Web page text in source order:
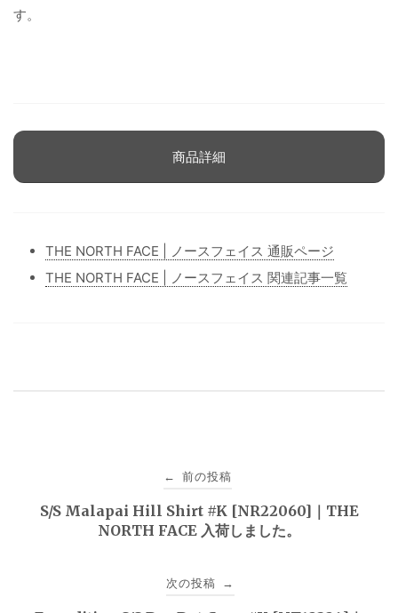
す。
商品詳細
THE NORTH FACE | ノースフェイス 通販ページ
THE NORTH FACE | ノースフェイス 関連記事一覧
← 前の投稿
S/S Malapai Hill Shirt #K [NR22060]｜THE
NORTH FACE 入荷しました。
次の投稿 →